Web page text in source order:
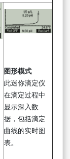
图形模式
此迷你滴定仪
在滴定过程中
显示深入数
据，包括滴定
曲线的实时图
表。